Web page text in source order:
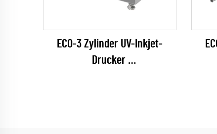
ECO-3 Zylinder UV-Inkjet-
Drucker